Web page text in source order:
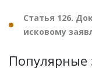
Статья 126.
исковому
Популярные